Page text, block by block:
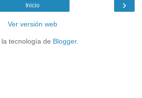
›
Inicio
Ver versión web
la tecnología de Blogger.